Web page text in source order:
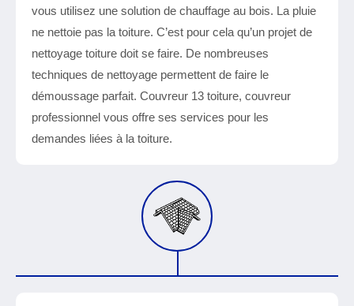
vous utilisez une solution de chauffage au bois. La pluie
ne nettoie pas la toiture. C’est pour cela qu’un projet de
nettoyage toiture doit se faire. De nombreuses
techniques de nettoyage permettent de faire le
démoussage parfait. Couvreur 13 toiture, couvreur
professionnel vous offre ses services pour les
demandes liées à la toiture.